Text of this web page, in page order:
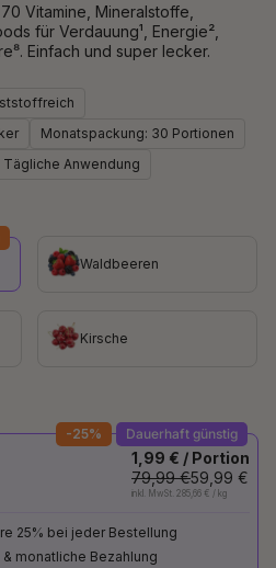
Vitamine, Mineralstoffe,
für Verdauung¹, Energie²,
Einfach und super lecker.
Monatspackung: 30 Portionen
Tägliche Anwendung
Waldbeeren
Kirsche
-25% Dauerhaft günstig
1,99 € / Portion
79,99 €59,99 €
inkl. MwSt. 285,66 € / kg
25% bei jeder Bestellung
monatliche Bezahlung